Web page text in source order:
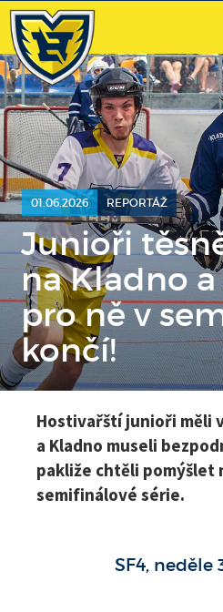
01.06.2026 REPORTÁŽ
Junioři
na Kladno a
pro ně v
končí!
Hostivařští junioři měli
a Kladno museli
pakliže chtěli pomýšlet
semifinálové série.
SF4, neděle